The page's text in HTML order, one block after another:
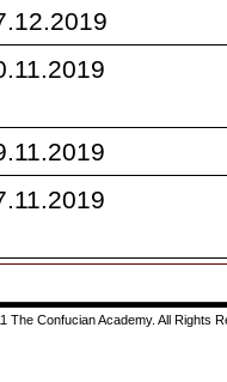
The Confucian Academy. All Rights